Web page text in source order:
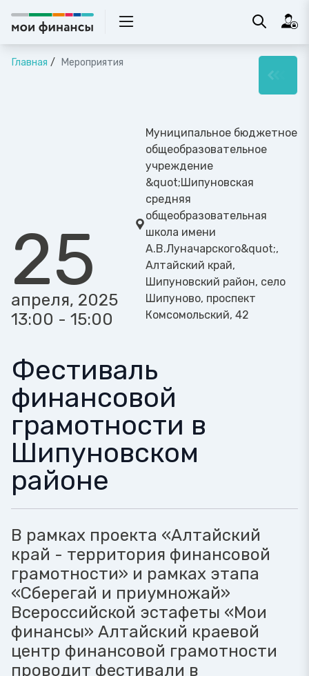
Главная Мероприятия
25
апреля, 2025
13:00 - 15:00
Муниципальное бюджетное
общеобразовательное
учреждение
&quot;Шипуновская
средняя
общеобразовательная
школа имени
А.В.Луначарского&quot;,
Алтайский край,
Шипуновский район, село
Шипуново, проспект
Комсомольский, 42
Фестиваль
финансовой
грамотности в
Шипуновском
районе
В рамках проекта «Алтайский
край - территория финансовой
грамотности» и рамках этапа
«Сберегай и приумножай»
Всероссийской эстафеты «Мои
финансы» Алтайский краевой
центр финансовой грамотности
проводит фестивали в